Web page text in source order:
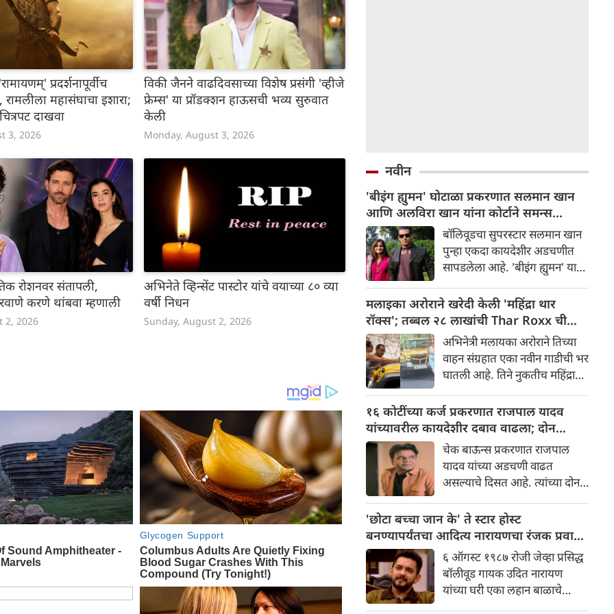
प्रदर्शनापूर्वीच
महासंघाचा इशारा;
दाखवा
3, 2026
विकी जैनने वाढदिवसाच्या विशेष प्रसंगी 'व्हीजे
फ्रेम्स' या प्रॉडक्शन हाऊसची भव्य सुरुवात
केली
Monday, August 3, 2026
रोशनवर संतापली,
करणे थांबवा म्हणाली
2, 2026
अभिनेते व्हिन्सेंट पास्टोर यांचे वयाच्या ८० व्या
वर्षी निधन
Sunday, August 2, 2026
नवीन
'बीइंग ह्युमन' घोटाळा प्रकरणात सलमान खान
आणि अलविरा खान यांना कोर्टाने समन्स
बजवले
बॉलिवूडचा सुपरस्टार सलमान खान
पुन्हा एकदा कायदेशीर अडचणीत
सापडलेला आहे. 'बीइंग ह्युमन' या
प्रकरणात चंदीगड न्यायालयाने
अभिनेता सलमान खान, त्याची
बहीण अलविरा खान अग्निहोत्री
आणि स्टाईल अँड कंटेंट ज्वेलरी
प्रायव्हेट लिमिटेडच्या संचालकांना
समन्स बजावले आहे.
मलाइका अरोराने खरेदी केली 'महिंद्रा थार
रॉक्स'; तब्बल २८ लाखांची Thar Roxx ची
पूजा करतानाचा व्हिडिओ व्हायरल
अभिनेत्री मलायका अरोराने तिच्या
वाहन संग्रहात एका नवीन गाडीची भर
घातली आहे. तिने नुकतीच महिंद्रा
आहे. एका खाजगी समारंभात ही
एसयूव्ही तिला सुपूर्द करण्यात
आली, ज्याचा व्हिडिओ आता
इंस्टाग्रामवर मोठ्या प्रमाणावर शेअर
केला जात आहे. गाडी
मिळाल्यानंतर, मलायकाने तिच्या
घरी पूजा-अर्चा देखील केली.
१६ कोटींच्या कर्ज प्रकरणात राजपाल यादव
यांच्यावरील कायदेशीर दबाव वाढला; दोन
मालमत्तांचा लिलाव होणारचेक बाऊन्स प्रकरणात राजपाल
यादव यांच्या अडचणी वाढत
असल्याचे दिसत आहे. त्यांच्या दोन
जाणार आहे. या दोन मालमत्ता
शहाजहानपूर या शहरात आणि एका
गावात आहे.
'छोटा बच्चा जान के' ते स्टार होस्ट
बनण्यापर्यंतचा आदित्य नारायणचा रंजक प्रवास
जाणून घ्या
६ ऑगस्ट १९८७ रोजी जेव्हा प्रसिद्ध
बॉलीवूड गायक उदित नारायण
यांच्या घरी एका लहान बाळाचे